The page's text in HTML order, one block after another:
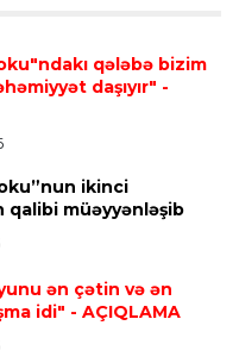
qazanmaqdır”
yarışlarında
iştirak
qələbə bizim
daşıyır" -
ikinci
qalibi müəyyənləşib
ən çətin və ən
idi" - AÇIQLAMA